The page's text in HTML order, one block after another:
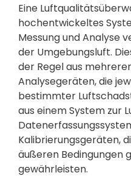
Eine
hochentwickeltes
Messung und Analyse
der Umgebungsluft.
der Regel aus
Analysegeräten, die
bestimmter
aus einem System zur
Kalibrierungsgeräten,
äußeren Bedingungen
gewährleisten.